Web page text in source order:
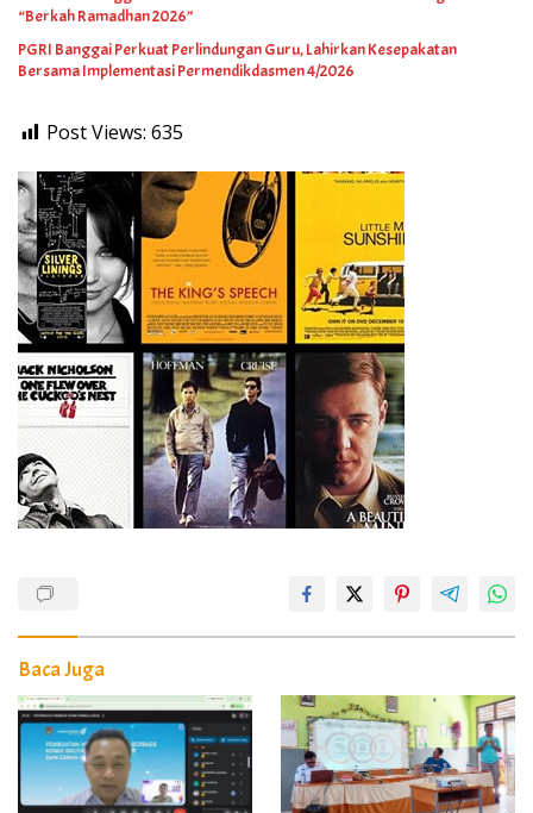
“Berkah Ramadhan 2026”
PGRI Banggai Perkuat Perlindungan Guru, Lahirkan Kesepakatan
Bersama Implementasi Permendikdasmen 4/2026
Post Views: 635
Baca Juga